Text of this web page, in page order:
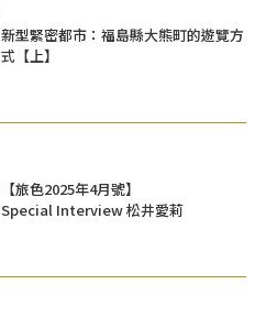
新型緊密都市：福島縣大熊町的遊覽方
式【上】
【旅色2025年4月號】
Special Interview 松井愛莉